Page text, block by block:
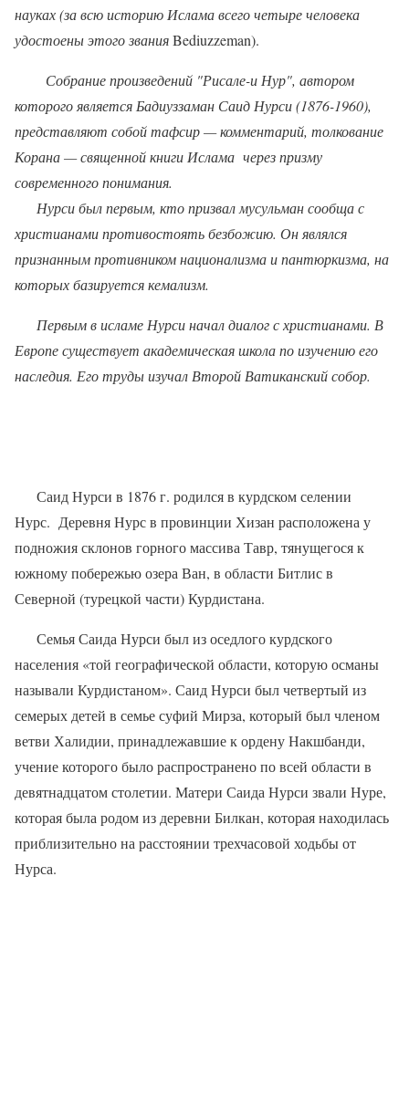
науках (за всю историю Ислама всего четыре человека
удостоены этого званияBediuzzeman).
Собрание произведений "Рисале-и Нур", автором
которого является Бадиуззаман Саид Нурси (1876-1960),
представляют собой тафсир — комментарий, толкование
Корана — священной книги Ислама через призму
современного понимания.
Нурси был первым, кто призвал мусульман сообща с
христианами противостоять безбожию. Он являлся
признанным противником национализма и пантюркизма, на
которых базируется кемализм.
Первым в исламе Нурси начал диалог с христианами. В
Европе существует академическая школа по изучению его
наследия. Его труды изучал Второй Ватиканский собор.
Саид Нурси в 1876 г. родился в курдском селении
Нурс. Деревня Нурс в провинции Хизан расположена у
подножия склонов горного массива Тавр, тянущегося к
южному побережью озера Ван, в области Битлис в
Северной (турецкой части) Курдистана.
Семья Саида Нурси был из оседлого курдского
населения «той географической области, которую османы
называли Курдистаном». Саид Нурси был четвертый из
семерых детей в семье суфий Мирза, который был членом
ветви Халидии, принадлежавшие к ордену Накшбанди,
учение которого было распространено по всей области в
девятнадцатом столетии. Матери Саида Нурси звали Нуре,
которая была родом из деревни Билкан, которая находилась
приблизительно на расстоянии трехчасовой ходьбы от
Нурса.